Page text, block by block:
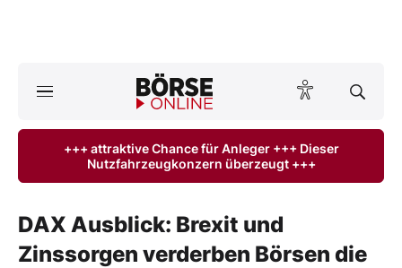
ktuelle Ausgabe BÖRSE ONLINE lesen
Anlageprodukte
Finanz-Check
+++ attraktive Chance für Anleger +++ Dieser
Nutzfahrzeugkonzern überzeugt +++
DAX Ausblick: Brexit und
Zinssorgen verderben Börsen die